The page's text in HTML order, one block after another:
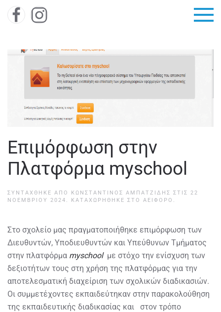
Skip to main content
Επιμόρφωση στην
Πλατφόρμα myschool
ΣΥΝΤΆΧΘΗΚΕ ΑΠΌ ΚΩΝΣΤΑΝΤΊΝΟΣ ΑΜΠΑΤΖΊΔΗΣ ΣΤΙΣ 22
ΝΟΕΜΒΡΊΟΥ 2024 . ΚΑΤΑΧΩΡΉΘΗΚΕ ΣΤΟ ΑΕΙΦΌΡΟ .
Στο σχολείο μας πραγματοποιήθηκε επιμόρφωση των
Διευθυντών, Υποδιευθυντών και Υπεύθυνων Τμήματος
στην πλατφόρμα myschoolμε στόχο την ενίσχυση των
δεξιοτήτων τους στη χρήση της πλατφόρμας για την
αποτελεσματική διαχείριση των σχολικών διαδικασιών.
Οι συμμετέχοντες εκπαιδεύτηκαν στην παρακολούθηση
της εκπαιδευτικής διαδικασίας και στον τρόπο